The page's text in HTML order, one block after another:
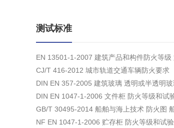
测试标准
EN 13501-1-2007 建筑产品和构件防火等
CJ/T 416-2012 城市轨道交通车辆防火要求
DIN EN 357-2005 建筑玻璃 透明或半透明
DIN EN 1047-1-2006 文件柜 防火等级和试
GB/T 30495-2014 船舶与海上技术 防火图
NF EN 1047-1-2006 贮存柜 防火等级和试